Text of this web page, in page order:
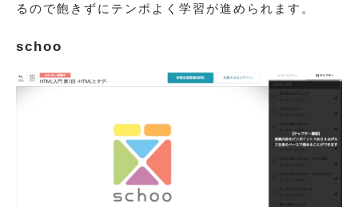
るので飽きずにテンポよく学習が進められます。
schoo